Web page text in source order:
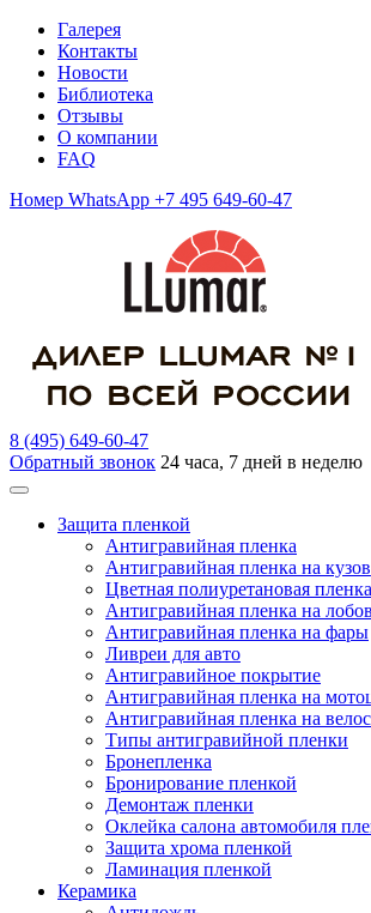
Галерея
Контакты
Новости
Библиотека
Отзывы
О компании
FAQ
Номер WhatsApp +7 495 649-60-47
8 (495) 649-60-47
Обратный звонок 24 часа, 7 дней в неделю
Защита пленкой
Антигравийная пленка
Антигравийная пленка на кузов
Цветная полиуретановая
Антигравийная пленка на
Антигравийная пленка на фары
Ливреи для авто
Антигравийное покрытие
Антигравийная пленка на
Антигравийная пленка на
Типы антигравийной пленки
Бронепленка
Бронирование пленкой
Демонтаж пленки
Оклейка салона автомобиля
Защита хрома пленкой
Ламинация пленкой
Керамика